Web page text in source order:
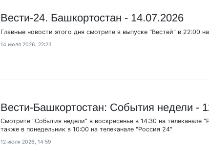
Вести-24. Башкортостан - 14.07.2026
Главные новости этого дня смотрите в выпуске "Вестей" в 22:00
14 июля 2026, 22:23
Вести-Башкортостан: События недели -
Смотрите "События недели" в воскресенье в 14:30 на телеканале
также в понедельник в 10:00 на телеканале "Россия 24"
12 июля 2026, 14:59